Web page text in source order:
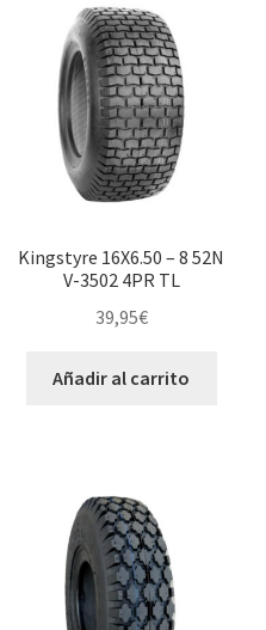
Kingstyre 16X6.50 – 8 52N
V-3502 4PR TL
39,95€
Añadir al carrito